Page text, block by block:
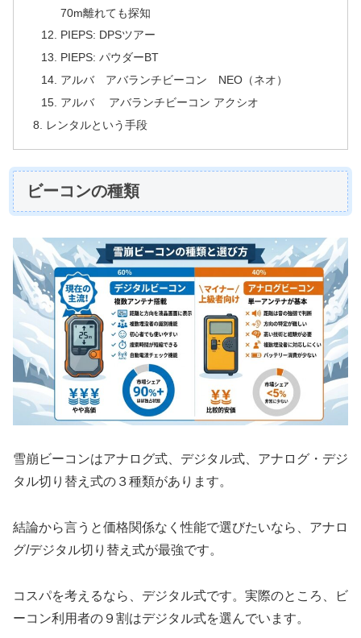
70m離れても探知
PIEPS: DPSツアー
PIEPS: パウダーBT
アルバ アバランチビーコン NEO（ネオ）
アルバ アバランチビーコン アクシオ
レンタルという手段
ビーコンの種類
雪崩ビーコンはアナログ式、デジタル式、アナログ・デジ
タル切り替え式の３種類があります。
結論から言うと価格関係なく性能で選びたいなら、アナロ
グ/デジタル切り替え式が最強です。
コスパを考えるなら、デジタル式です。実際のところ、ビ
ーコン利用者の９割はデジタル式を選んでいます。